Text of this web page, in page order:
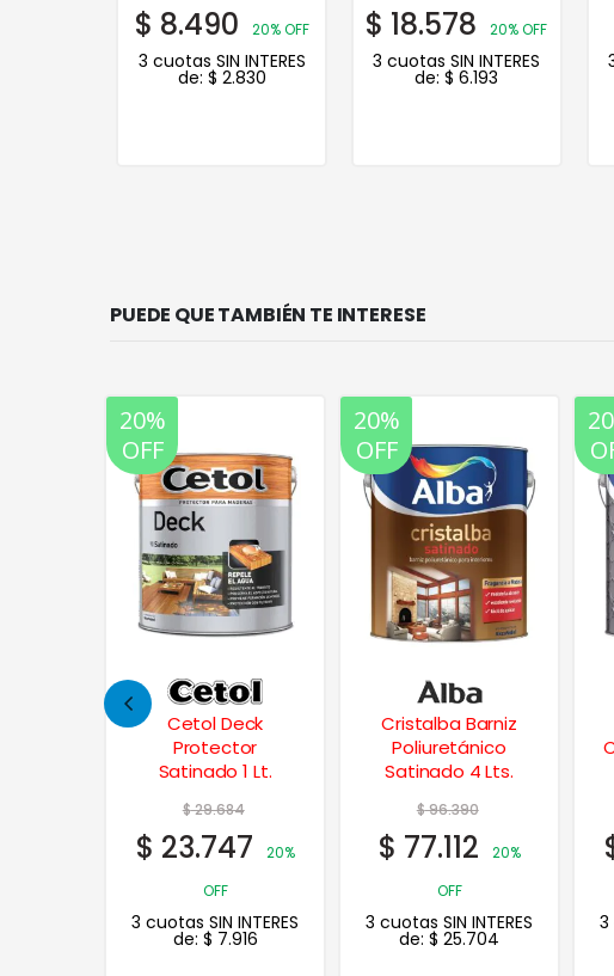
$ 8.490 20% OFF
3 cuotas SIN INTERES
de: $ 2.830
$ 18.578 20% OFF
3 cuotas SIN INTERES
de:$ 6.193
PUEDE QUE TAMBIÉN TE INTERESE
20%
OFF
Cristalba Barniz
Poliuretánico
Satinado 4 Lts.
$96.390
$ 77.112
20%
OFF
3 cuotas SIN INTERES
de:$25.704
20%
OFF
Albalux Esmalte
Convertidor Forja 1
Lt.
$41.678
$33.342
20%
OFF
3 cuotas SIN INTERES
de: $11.114
3